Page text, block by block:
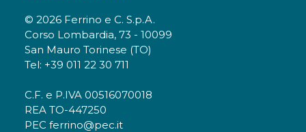
© 2026 Ferrino e C. S.p.A.
Corso Lombardia, 73 - 10099
San Mauro Torinese (TO)
Tel: +39 011 22 30 711
C.F. e P.IVA 00516070018
REA TO-447250
PEC ferrino@pec.it